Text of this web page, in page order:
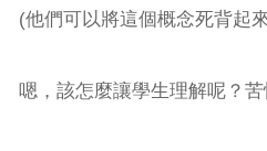
(他們可以將這個概念死背起
嗯，該怎麼讓學生理解呢？